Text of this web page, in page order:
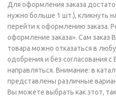
Для оформления заказа
нужно больше 1 шт.), кликнуть
перейти к оформлению заказа.
оформление заказа». Сам заказ
товара можно отказаться в
одобрения и без согласования
направляться. Внимание: в
представлены различные
Вы можете выбрать как этот,